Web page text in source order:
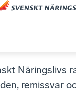
Näringslivs
remissvar